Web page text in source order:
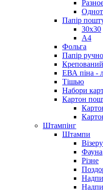
Папір
30х30
А4
Фольга
Папір
ЕВА піна -
Тішью
Набори
Картон
Штампінг
Штампи
Фауна
Різне